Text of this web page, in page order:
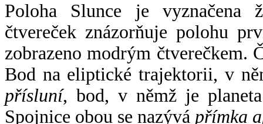
Poloha Slunce je vyznačena
čtvereček znázorňuje polohu
zobrazeno modrým čtverečkem.
Bod na eliptické trajektorii, v
přísluní, bod, v němž je
Spojnice obou se nazývá přímka